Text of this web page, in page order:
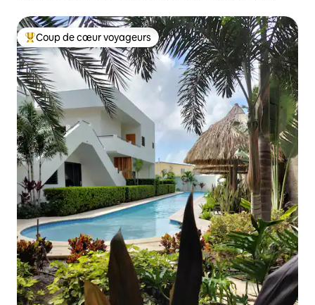
Coups de cœur voyageurs les plus appréciés
Coup de cœur voyageurs